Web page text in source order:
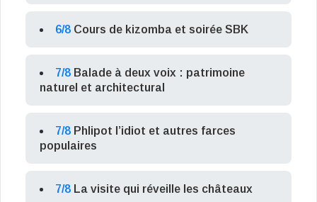
6/8 Cours de kizomba et soirée SBK
7/8 Balade à deux voix : patrimoine
naturel et architectural
7/8 Phlipot l’idiot et autres farces
populaires
7/8 La visite qui réveille les châteaux